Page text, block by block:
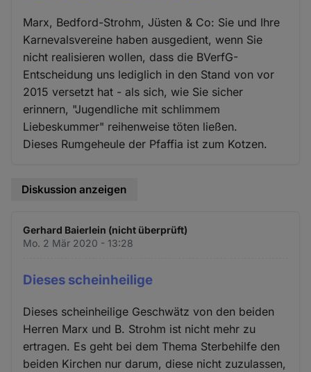
Marx, Bedford-Strohm, Jüsten & Co: Sie und Ihre
Karnevalsvereine haben ausgedient, wenn Sie
nicht realisieren wollen, dass die BVerfG-
Entscheidung uns lediglich in den Stand von vor
2015 versetzt hat - als sich, wie Sie sicher
erinnern, "Jugendliche mit schlimmem
Liebeskummer" reihenweise töten ließen.
Dieses Rumgeheule der Pfaffia ist zum Kotzen.
Diskussion anzeigen
Gerhard Baierlein (nicht überprüft)
Mo. 2 Mär 2020 - 13:28
Dieses scheinheilige
Dieses scheinheilige Geschwätz von den beiden
Herren Marx und B. Strohm ist nicht mehr zu
ertragen. Es geht bei dem Thema Sterbehilfe den
beiden Kirchen nur darum, diese nicht zuzulassen,